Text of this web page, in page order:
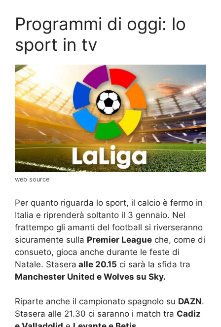
Programmi di oggi: lo
sport in tv
web source
Per quanto riguarda lo sport, il calcio è fermo in
Italia e riprenderà soltanto il 3 gennaio. Nel
frattempo gli amanti del football si riverseranno
sicuramente sulla Premier League che, come di
consueto, gioca anche durante le feste di
Natale. Stasera alle 20.15 ci sarà la sfida tra
Manchester United e Wolves su Sky.
Riparte anche il campionato spagnolo su DAZN.
Stasera alle 21.30 ci saranno i match tra Cadiz